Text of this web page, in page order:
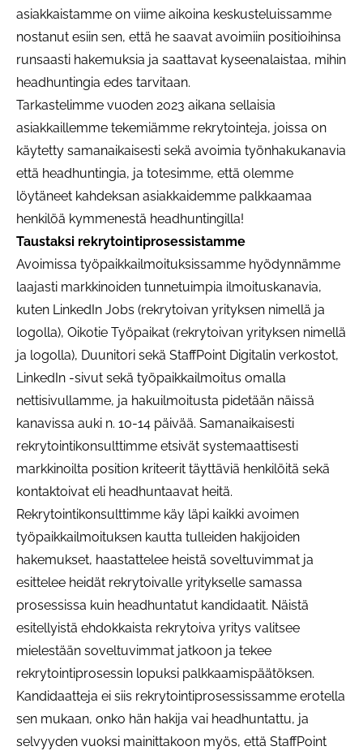
asiakkaistamme on viime aikoina keskusteluissamme
nostanut esiin sen, että he saavat avoimiin positioihinsa
runsaasti hakemuksia ja saattavat kyseenalaistaa, mihin
headhuntingia edes tarvitaan.
Tarkastelimme vuoden 2023 aikana sellaisia
asiakkaillemme tekemiämme rekrytointeja, joissa on
käytetty samanaikaisesti sekä avoimia työnhakukanavia
että headhuntingia, ja totesimme, että olemme
löytäneet kahdeksan asiakkaidemme palkkaamaa
henkilöä kymmenestä headhuntingilla!
Taustaksi rekrytointiprosessistamme
Avoimissa työpaikkailmoituksissamme hyödynnämme
laajasti markkinoiden tunnetuimpia ilmoituskanavia,
kuten LinkedIn Jobs (rekrytoivan yrityksen nimellä ja
logolla), Oikotie Työpaikat (rekrytoivan yrityksen nimellä
ja logolla), Duunitori sekä StaffPoint Digitalin verkostot,
LinkedIn -sivut sekä työpaikkailmoitus omalla
nettisivullamme, ja hakuilmoitusta pidetään näissä
kanavissa auki n. 10-14 päivää. Samanaikaisesti
rekrytointikonsulttimme etsivät systemaattisesti
markkinoilta position kriteerit täyttäviä henkilöitä sekä
kontaktoivat eli headhuntaavat heitä.
Rekrytointikonsulttimme käy läpi kaikki avoimen
työpaikkailmoituksen kautta tulleiden hakijoiden
hakemukset, haastattelee heistä soveltuvimmat ja
esittelee heidät rekrytoivalle yritykselle samassa
prosessissa kuin headhuntatut kandidaatit. Näistä
esitellyistä ehdokkaista rekrytoiva yritys valitsee
mielestään soveltuvimmat jatkoon ja tekee
rekrytointiprosessin lopuksi palkkaamispäätöksen.
Kandidaatteja ei siis rekrytointiprosessissamme erotella
sen mukaan, onko hän hakija vai headhuntattu, ja
selvyyden vuoksi mainittakoon myös, että StaffPoint